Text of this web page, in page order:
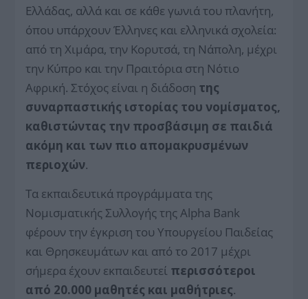
Ελλάδας, αλλά και σε κάθε γωνιά του πλανήτη,
όπου υπάρχουν Έλληνες και ελληνικά σχολεία:
από τη Χιμάρα, την Κορυτσά, τη Νάπολη, μέχρι
την Κύπρο και την Πραιτόρια στη Νότιο
Αφρική. Στόχος είναι η διάδοση της
συναρπαστικής ιστορίας του νομίσματος,
καθιστώντας την προσβάσιμη σε παιδιά
ακόμη και των πιο απομακρυσμένων
περιοχών.
Τα εκπαιδευτικά προγράμματα της
Νομισματικής Συλλογής της Alpha Bank
φέρουν την έγκριση του Υπουργείου Παιδείας
και Θρησκευμάτων και από το 2017 μέχρι
σήμερα έχουν εκπαιδευτεί περισσότεροι
από 20.000 μαθητές και μαθήτριες.